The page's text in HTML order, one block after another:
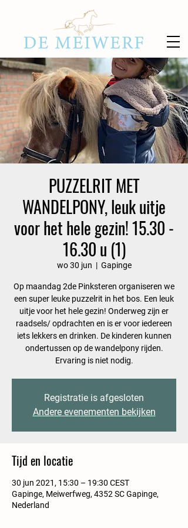
PUZZELRIT MET
WANDELPONY, leuk uitje
voor het hele gezin! 15.30 -
16.30 u (1)
wo 30 jun
  |
Gapinge
Op maandag 2de Pinksteren organiseren we
een super leuke puzzelrit in het bos. Een leuk
uitje voor het hele gezin! Onderweg zijn er
raadsels/ opdrachten en is er voor iedereen
iets lekkers en drinken. De kinderen kunnen
ondertussen op de wandelpony rijden.
Ervaring is niet nodig.
Registratie is afgesloten
Andere evenementen bekijken
Tijd en locatie
30 jun 2021, 15:30 – 19:30 CEST
Gapinge, Meiwerfweg, 4352 SC Gapinge,
Nederland